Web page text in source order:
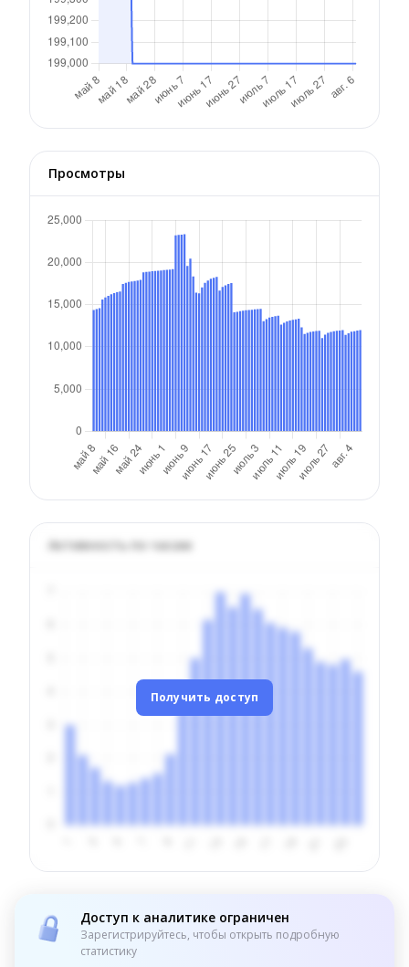
Просмотры
Активность по часам
Получить доступ
Доступ к аналитике ограничен
Зарегистрируйтесь, чтобы открыть подробную
статистику